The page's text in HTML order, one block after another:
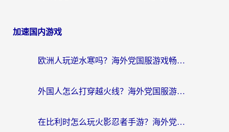
加速国内游戏
欧洲人玩逆水寒吗？海外党国服游戏畅玩终极指南（附低延迟秘籍）
外国人怎么打穿越火线？海外党国服游戏加速器终极攻略（附3大热门游戏解决方案）
在比利时怎么玩火影忍者手游？海外党亲测有效的国服游戏加速指南